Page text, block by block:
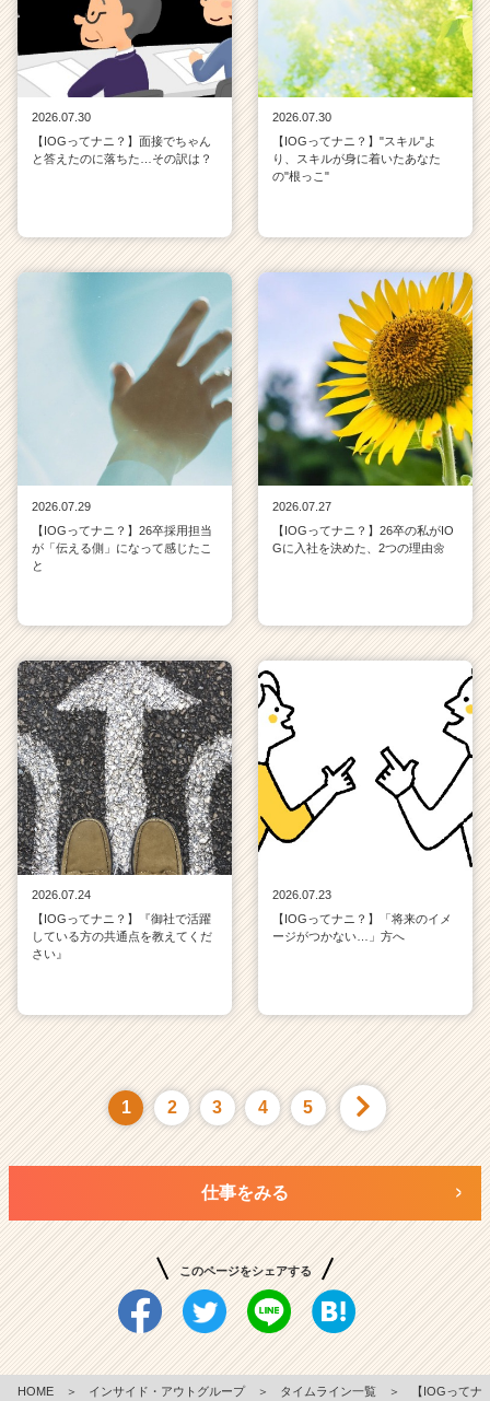
2026.07.30
【IOGってナニ？】面接でちゃん
と答えたのに落ちた…その訳は？
2026.07.30
【IOGってナニ？】"スキル"よ
り、スキルが身に着いたあなた
の"根っこ"
2026.07.29
【IOGってナニ？】26卒採用担当
が「伝える側」になって感じたこ
と
2026.07.27
【IOGってナニ？】26卒の私がIO
Gに入社を決めた、2つの理由🌼
2026.07.24
【IOGってナニ？】『御社で活躍
している方の共通点を教えてくだ
さい』
2026.07.23
【IOGってナニ？】「将来のイメ
ージがつかない…」方へ
1 2 3 4 5
仕事をみる
このページをシェアする
HOME ＞ インサイド・アウトグループ ＞ タイムライン一覧 ＞
【IOGってナ